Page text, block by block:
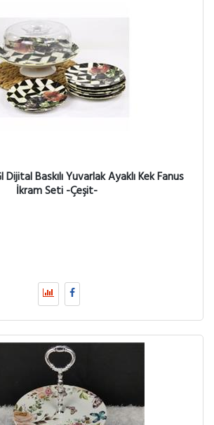
Baskılı Yuvarlak Ayaklı Kek Fanus
İkram Seti -Çeşit-